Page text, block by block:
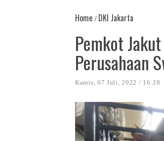
Home/DKI Jakarta
Pemkot
Perusahaan
Kamis, 07 Juli, 2022 / 16:28